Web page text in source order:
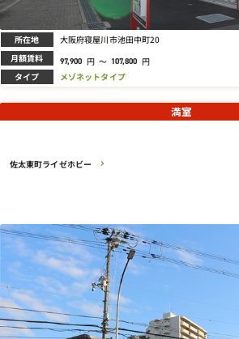
所在地 大阪府寝屋川市池田中町20
月額賃料 97,900 円 ～ 107,800 円
タイプ メゾネットタイプ
佐太東町ライゼホビー
満室